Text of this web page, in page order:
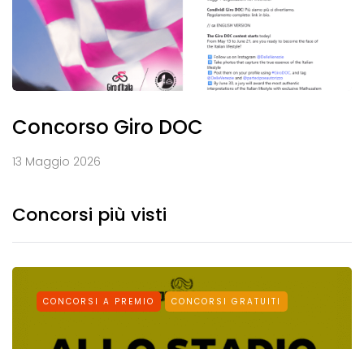
Concorso Giro DOC
13 Maggio 2026
Concorsi più visti
CONCORSI A PREMIO CONCORSI GRATUITI